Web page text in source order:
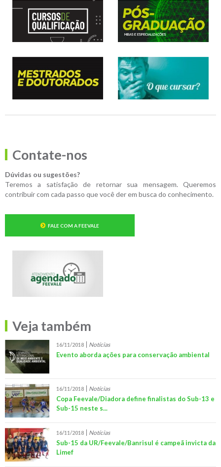
Contate-nos
Dúvidas ou sugestões?
Teremos a satisfação de retornar sua mensagem. Queremos
contribuir com cada passo que você der em busca do conhecimento.
FALE COM A FEEVALE
Veja também
16/11/2018 Notícias
Evento aborda ações para conservação ambiental
16/11/2018 Notícias
Copa Feevale/Diadora define finalistas do Sub-13 e
Sub-15 neste s...
16/11/2018 Notícias
Sub-15 da UR/Feevale/Banrisul é campeã invicta da
Limef